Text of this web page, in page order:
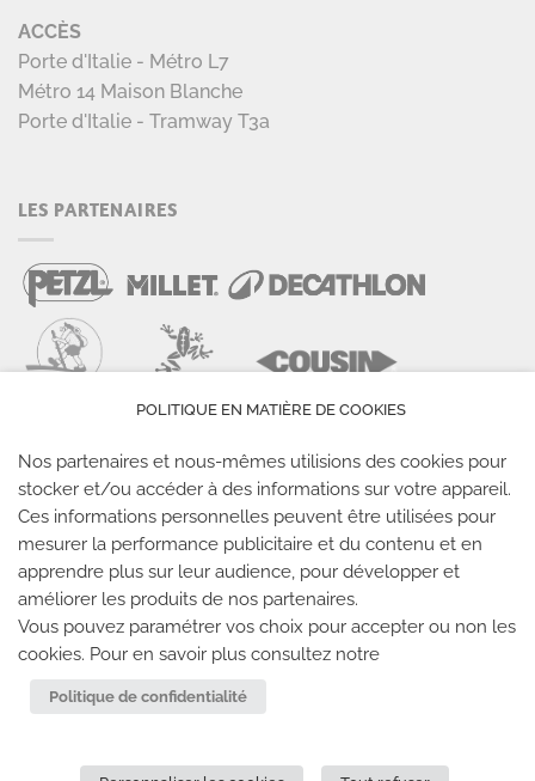
ACCÈS
Porte d'Italie - Métro L7
Métro 14 Maison Blanche
Porte d'Italie - Tramway T3a
LES PARTENAIRES
LES SALLES CLIMB UP
Climb Up vous accueille dans ses salles, partout en
France
TROUVE TA SALLE
POLITIQUE EN MATIÈRE DE COOKIES
Nos partenaires et nous-mêmes utilisions des cookies pour
stocker et/ou accéder à des informations sur votre appareil.
Ces informations personnelles peuvent être utilisées pour
mesurer la performance publicitaire et du contenu et en
apprendre plus sur leur audience, pour développer et
améliorer les produits de nos partenaires.
Vous pouvez paramétrer vos choix pour accepter ou non les
cookies. Pour en savoir plus consultez notre
Politique de confidentialité